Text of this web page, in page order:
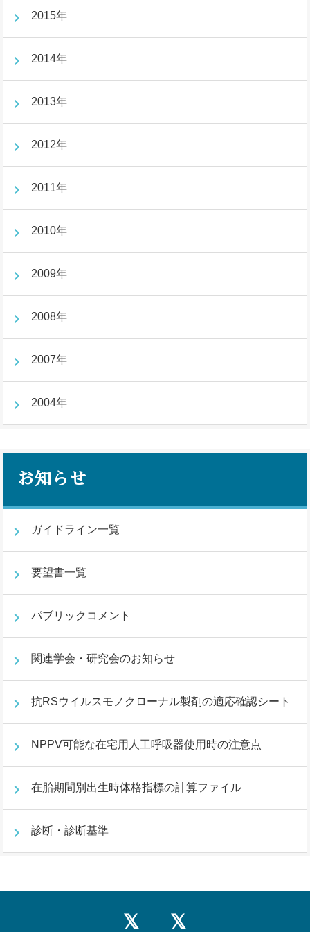
2015年
2014年
2013年
2012年
2011年
2010年
2009年
2008年
2007年
2004年
お知らせ
ガイドライン一覧
要望書一覧
パブリックコメント
関連学会・研究会のお知らせ
抗RSウイルスモノクローナル製剤の適応確認シート
NPPV可能な在宅用人工呼吸器使用時の注意点
在胎期間別出生時体格指標の計算ファイル
診断・診断基準